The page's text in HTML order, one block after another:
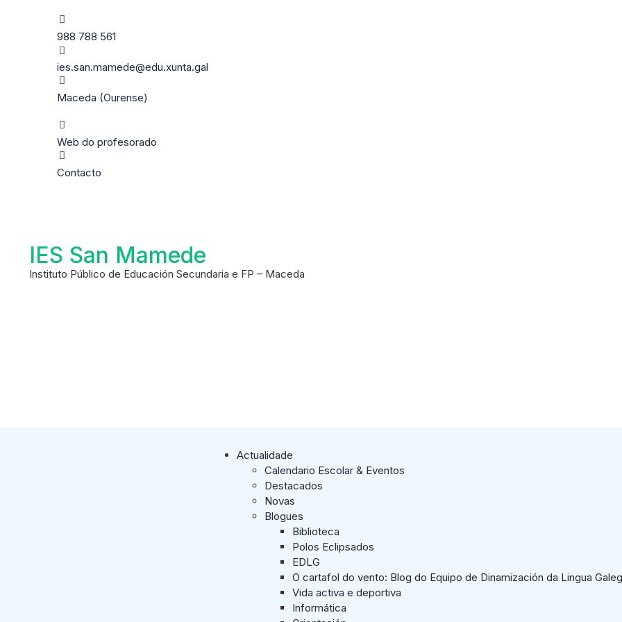
988 788 561
ies.san.mamede@edu.xunta.gal
Maceda (Ourense)
Web do profesorado
Contacto
IES San Mamede
Instituto Público de Educación Secundaria e FP – Maceda
Actualidade
Calendario Escolar & Eventos
Destacados
Novas
Blogues
Biblioteca
Polos Eclipsados
EDLG
O cartafol do vento: Blog do Equipo de Dinamización da Lingua
Vida activa e deportiva
Informática